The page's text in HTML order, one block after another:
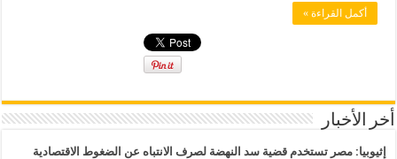
أكمل القراءة »
أخر الأخبار
إثيوبيا: مصر تستخدم قضية سد النهضة لصرف الانتباه عن الضغوط الاقتصادية